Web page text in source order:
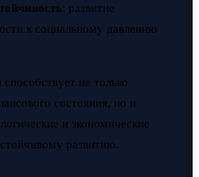
: развитие
к социальному давлению
не только
состояния, но и
и экономические
развитию.